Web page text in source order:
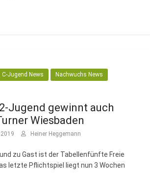
C-Jugend News Nachwuchs News
Jugend gewinnt auch
Wiesbaden
Heiner Heggemann
zu Gast ist der Tabellenfünfte Freie
letzte Pflichtspiel liegt nun 3 Wochen